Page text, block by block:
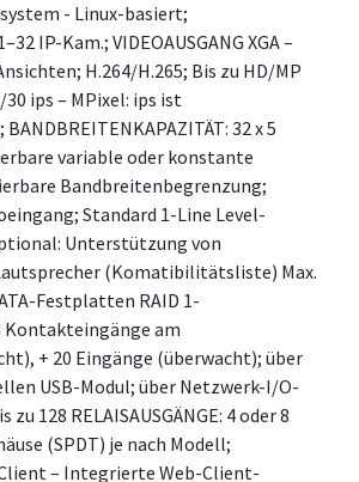
- Linux-basiert;
IP-Kam.; VIDEOAUSGANG XGA –
H.264/H.265; Bis zu HD/MP
ips – MPixel: ips ist
32 x 5
variable oder konstante
Bandbreitenbegrenzung;
Standard 1-Line Level-
Unterstützung von
(Komatibilitätsliste) Max.
Festplatten RAID 1-
am
+ 20 Eingänge (überwacht); über
USB-Modul; über Netzwerk-I/O-
128 RELAISAUSGÄNGE: 4 oder 8
(SPDT) je nach Modell;
Client – Integrierte Web-Client-